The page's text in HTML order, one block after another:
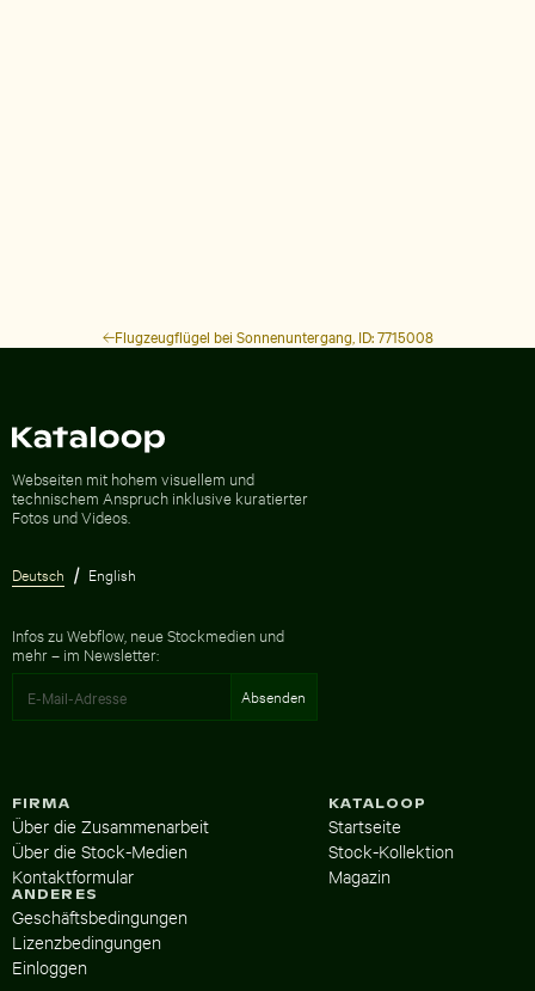
Flugzeugflügel bei Sonnenuntergang, ID: 7715008
Webseiten mit hohem visuellem und
technischem Anspruch inklusive kuratierter
Fotos und Videos.
Deutsch English
Infos zu Webflow, neue Stockmedien und
mehr – im Newsletter:
KATALOOP
Startseite
Stock-Kollektion
Magazin
FIRMA
Über die Zusammenarbeit
Über die Stock-Medien
Kontaktformular
ANDERES
Geschäftsbedingungen
Lizenzbedingungen
Einloggen